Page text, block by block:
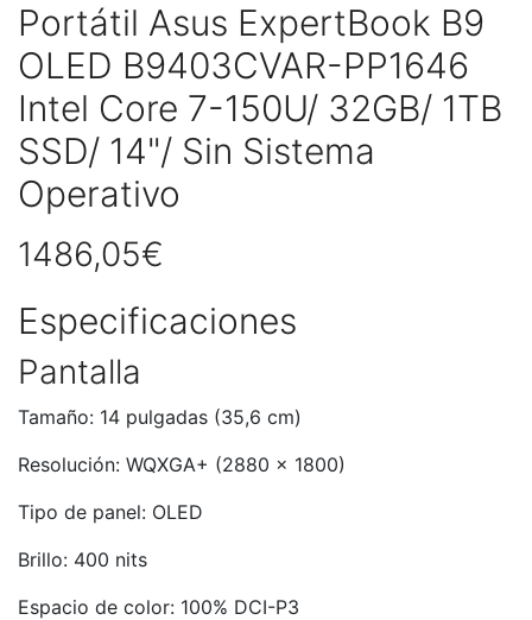
Portátil Asus ExpertBook B9
OLED B9403CVAR-PP1646
Intel Core 7-150U/ 32GB/ 1TB
SSD/ 14"/ Sin Sistema
Operativo
1486,05€
Especificaciones
Pantalla
Tamaño: 14 pulgadas (35,6 cm)
Resolución: WQXGA+ (2880 x 1800)
Tipo de panel: OLED
Brillo: 400 nits
Espacio de color: 100% DCI-P3